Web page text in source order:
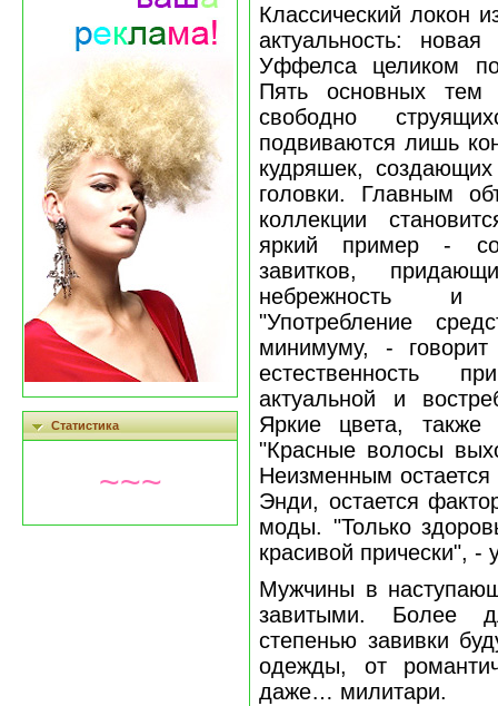
Статистика
~~~
Классический локон
актуальность:
Уффелса целиком
Пять основных тем
свободно
подвиваются лишь
кудряшек,
головки. Главным
коллекции
яркий пример -
завитков,
небрежность и
"Употребление
минимуму, -
естественность
актуальной и
Яркие цвета, также
"Красные волосы
Неизменным
Энди, остается
моды. "Только
красивой прически",
Мужчины в
завитыми. Более
степенью завивки
одежды, от
даже… милитари.